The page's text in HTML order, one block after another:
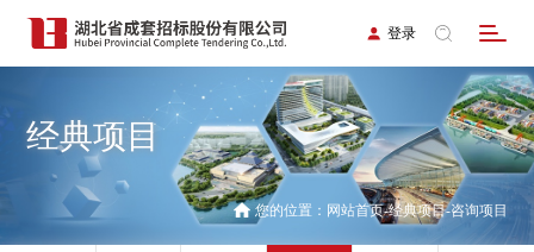
登录
经典项目
您的位置： 网站首页 经典项目 咨询项目